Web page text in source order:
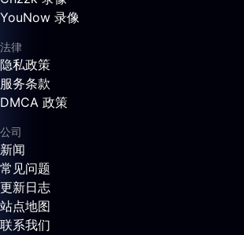
YouNow 录像
法律
隐私政策
服务条款
DMCA 政策
公司
新闻
常见问题
更新日志
站点地图
联系我们